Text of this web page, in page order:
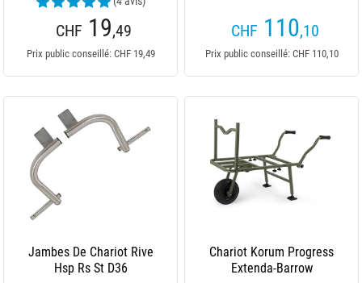
CHF 19,49
Prix public conseillé: CHF 19,49
CHF 110,10
Prix public conseillé: CHF 110,10
Jambes De Chariot Rive
Hsp Rs St D36
Chariot Korum Progress
Extenda-Barrow